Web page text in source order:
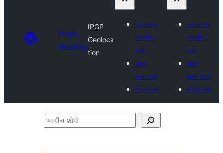
Plugin
Directory
IPGP
Geoloca
tion
પ્લગઇન
સબમિટ
કરો
મારું
મનપસંદ
લોગ ઇન
પ્લગઇન
સબમિટ
કરો
મારું
મનપસંદ
લોગ ઇન
પ્લગીન